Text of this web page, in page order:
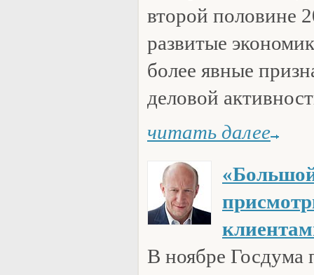
второй половине
развитые
более явные
деловой
читать далее
В ноябре Госдума